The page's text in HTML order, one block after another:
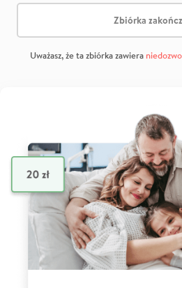
Zbiórka
Uważasz, że ta zbiórka zawiera